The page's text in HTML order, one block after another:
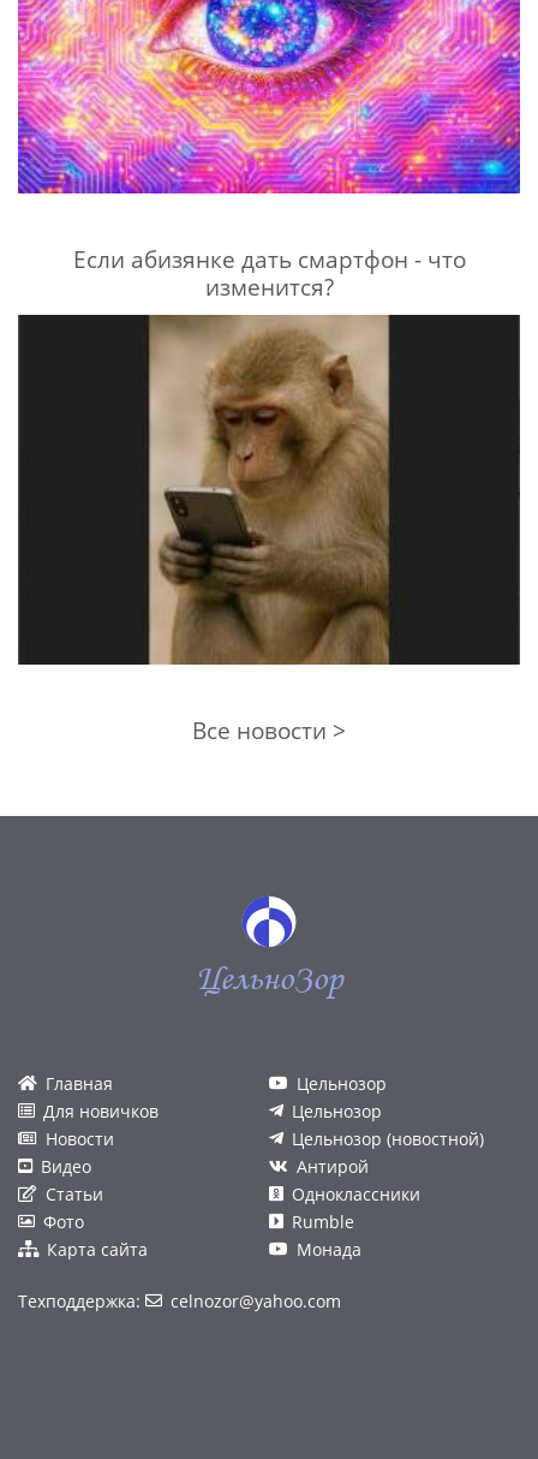
Если абизянке дать смартфон - что
изменится?
Все новости >
ЦельноЗор
Главная
Для новичков
Новости
Видео
Статьи
Фото
Карта сайта
Цельнозор
Цельнозор
Цельнозор (новостной)
Антирой
Одноклассники
Rumble
Монада
Техподдержка: celnozor@yahoo.com